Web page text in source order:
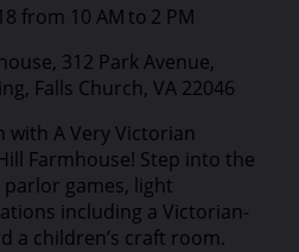
from 10 AM to 2 PM
312 Park Avenue,
Falls Church, VA 22046
with A Very Victorian
Farmhouse! Step into the
games, light
including a Victorian-
a children’s craft room.